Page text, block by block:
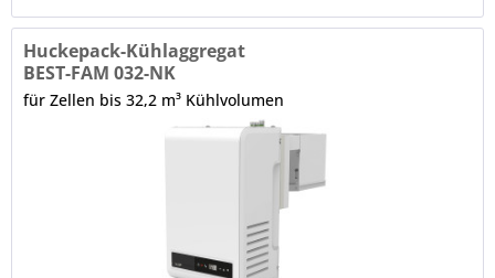
Huckepack-Kühlaggregat
BEST-FAM 032-NK
für Zellen bis 32,2 m³ Kühlvolumen